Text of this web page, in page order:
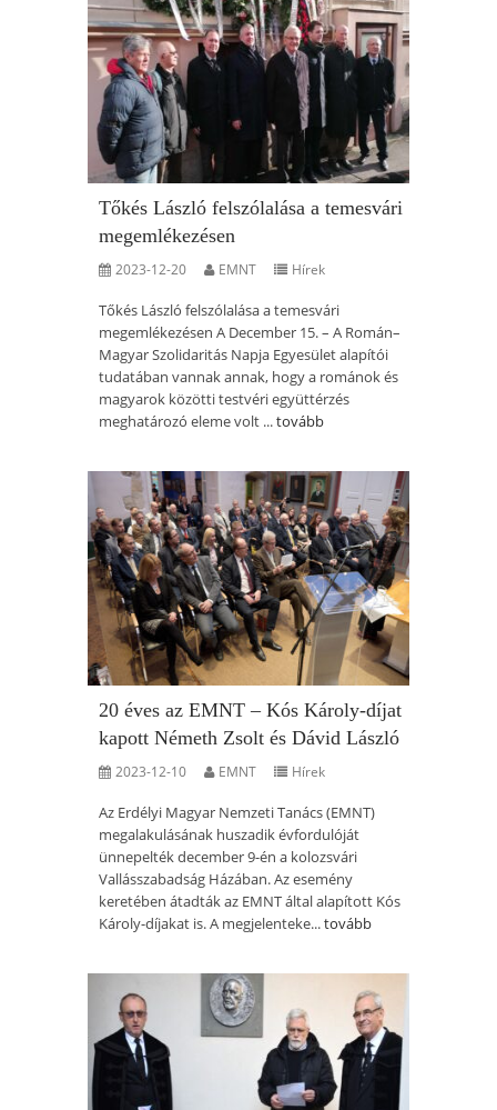
Tőkés László felszólalása a temesvári
megemlékezésen
2023-12-20 EMNT Hírek
Tőkés László felszólalása a temesvári
megemlékezésen A December 15. – A Román–
Magyar Szolidaritás Napja Egyesület alapítói
tudatában vannak annak, hogy a románok és
magyarok közötti testvéri együttérzés
meghatározó eleme volt ...tovább
20 éves az EMNT – Kós Károly-díjat
kapott Németh Zsolt és Dávid László
2023-12-10 EMNT Hírek
Az Erdélyi Magyar Nemzeti Tanács (EMNT)
megalakulásának huszadik évfordulóját
ünnepelték december 9-én a kolozsvári
Vallásszabadság Házában. Az esemény
keretében átadták az EMNT által alapított Kós
Károly-díjakat is. A megjelenteke...tovább